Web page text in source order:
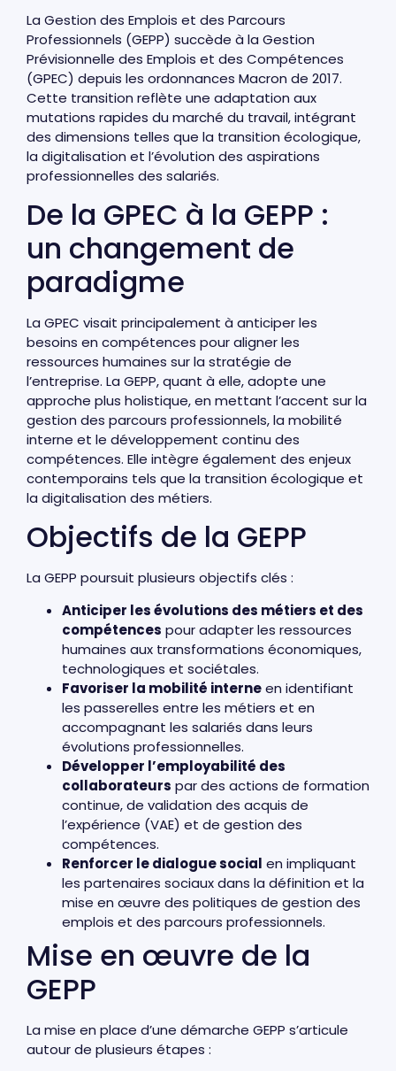
La Gestion des Emplois et des Parcours
Professionnels (GEPP) succède à la Gestion
Prévisionnelle des Emplois et des Compétences
(GPEC) depuis les ordonnances Macron de 2017.
Cette transition reflète une adaptation aux
mutations rapides du marché du travail, intégrant
des dimensions telles que la transition écologique,
la digitalisation et l’évolution des aspirations
professionnelles des salariés.
De la GPEC à la GEPP :
un changement de
paradigme
La GPEC visait principalement à anticiper les
besoins en compétences pour aligner les
ressources humaines sur la stratégie de
l’entreprise. La GEPP, quant à elle, adopte une
approche plus holistique, en mettant l’accent sur la
gestion des parcours professionnels, la mobilité
interne et le développement continu des
compétences. Elle intègre également des enjeux
contemporains tels que la transition écologique et
la digitalisation des métiers.
Objectifs de la GEPP
La GEPP poursuit plusieurs objectifs clés :
Anticiper les évolutions des métiers et des
compétences pour adapter les ressources
humaines aux transformations économiques,
technologiques et sociétales.
Favoriser la mobilité interneen identifiant
les passerelles entre les métiers et en
accompagnant les salariés dans leurs
évolutions professionnelles.
Développer l’employabilité des
collaborateurs par des actions de formation
continue, de validation des acquis de
l’expérience (VAE) et de gestion des
compétences.
Renforcer le dialogue social en impliquant
les partenaires sociaux dans la définition et la
mise en œuvre des politiques de gestion des
emplois et des parcours professionnels.
Mise en œuvre de la
GEPP
La mise en place d’une démarche GEPP s’articule
autour de plusieurs étapes :